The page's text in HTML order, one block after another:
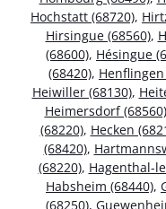
Hochstatt (68720),
Hirsingue (68560),
(68600), Hésingue
(68420), Henflingen
Heiwiller (68130),
Heimersdorf (68560)
(68220), Hecken
(68420),
(68220), Hagenthal-
Habsheim (68440),
(68250),